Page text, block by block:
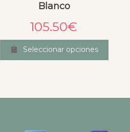
Blanco
105.50€
Seleccionar opciones